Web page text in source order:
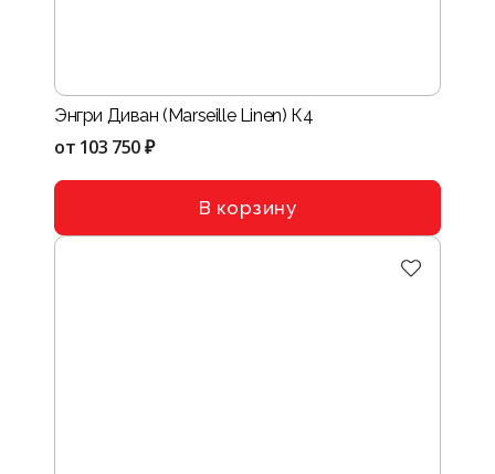
Энгри Диван (Marseille Linen) К4
от 103 750 ₽
В корзину